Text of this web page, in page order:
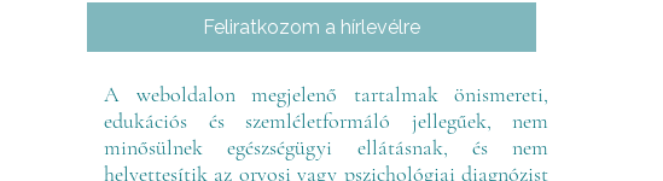
Feliratkozom a hírlevélre
A weboldalon megjelenő tartalmak önismereti,
edukációs és szemléletformáló jellegűek, nem
minősülnek egészségügyi ellátásnak, és nem
helyettesítik az orvosi vagy pszichológiai diagnózist